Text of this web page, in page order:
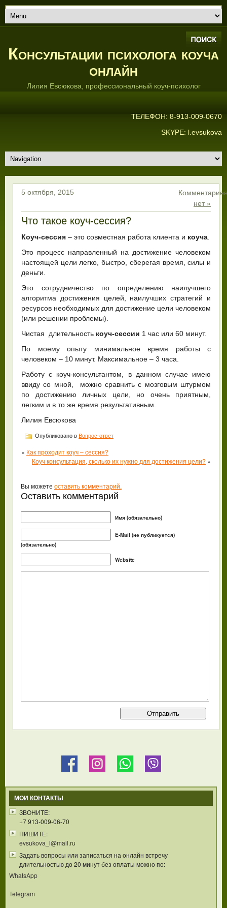
Консультации психолога коуча
онлайн
Лилия Евсюкова, профессиональный коуч-психолог
ТЕЛЕФОН: 8-913-009-0670
SKYPE: l.evsukova
5 октября, 2015
Комментариев
нет »
Что такое коуч-сессия?
Коуч-сессия – это совместная работа клиента и коуча
Это процесс направленный на достижение человеком
настоящей цели легко, быстро, сберегая время, силы и
деньги.
Это сотрудничество по определению наилучшего
алгоритма достижения целей, наилучших стратегий и
ресурсов необходимых для достижение цели человеком
(или решении проблемы).
Чистая длительность коуч-сессии 1 час или 60 минут.
По моему опыту минимальное время работы с
человеком – 10 минут. Максимальное – 3 часа.
Работу с коуч-консультантом, в данном случае имею
ввиду со мной, можно сравнить с мозговым штурмом
по достижению личных цели, но очень приятным,
легким и в то же время результативным.
Лилия Евсюкова
Опубликовано в Вопрос-ответ
« Как проходит коуч – сессия?
Коуч консультация, сколько их нужно для достижения цели? »
Вы можете оставить комментарий.
Оставить комментарий
Имя (обязательно)
E-Mail (не публикуется)
(обязательно)
Website
МОИ КОНТАКТЫ
ЗВОНИТЕ:
+7 913-009-06-70
ПИШИТЕ:
evsukova_l@mail.ru
Задать вопросы или записаться на онлайн встречу
длительностью до 20 минут без оплаты можно по:
WhatsApp
Telegram